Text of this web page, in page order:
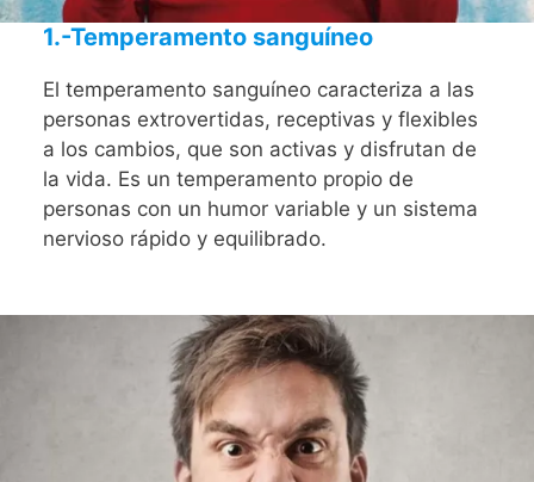
1.-Temperamento sanguíneo
El temperamento sanguíneo caracteriza a las
personas extrovertidas, receptivas y flexibles
a los cambios, que son activas y disfrutan de
la vida. Es un temperamento propio de
personas con un humor variable y un sistema
nervioso rápido y equilibrado.